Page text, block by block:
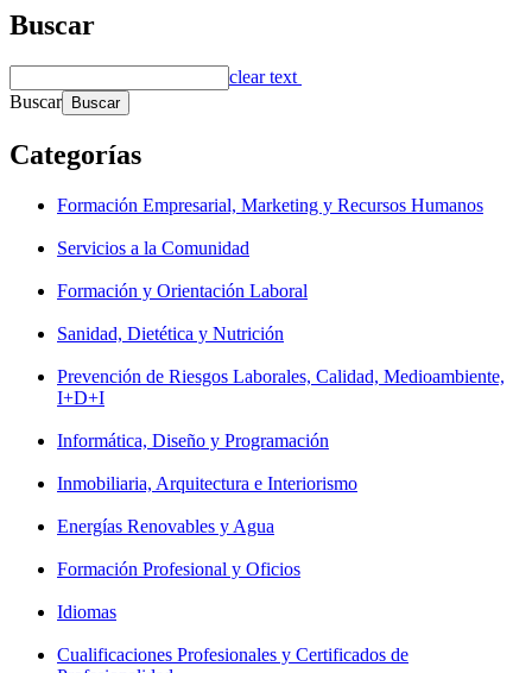
Buscar
clear text
Buscar
Categorías
Formación Empresarial, Marketing y Recursos Humanos
Servicios a la Comunidad
Formación y Orientación Laboral
Sanidad, Dietética y Nutrición
Prevención de Riesgos Laborales, Calidad, Medioambiente,
I+D+I
Informática, Diseño y Programación
Inmobiliaria, Arquitectura e Interiorismo
Energías Renovables y Agua
Formación Profesional y Oficios
Idiomas
Cualificaciones Profesionales y Certificados de